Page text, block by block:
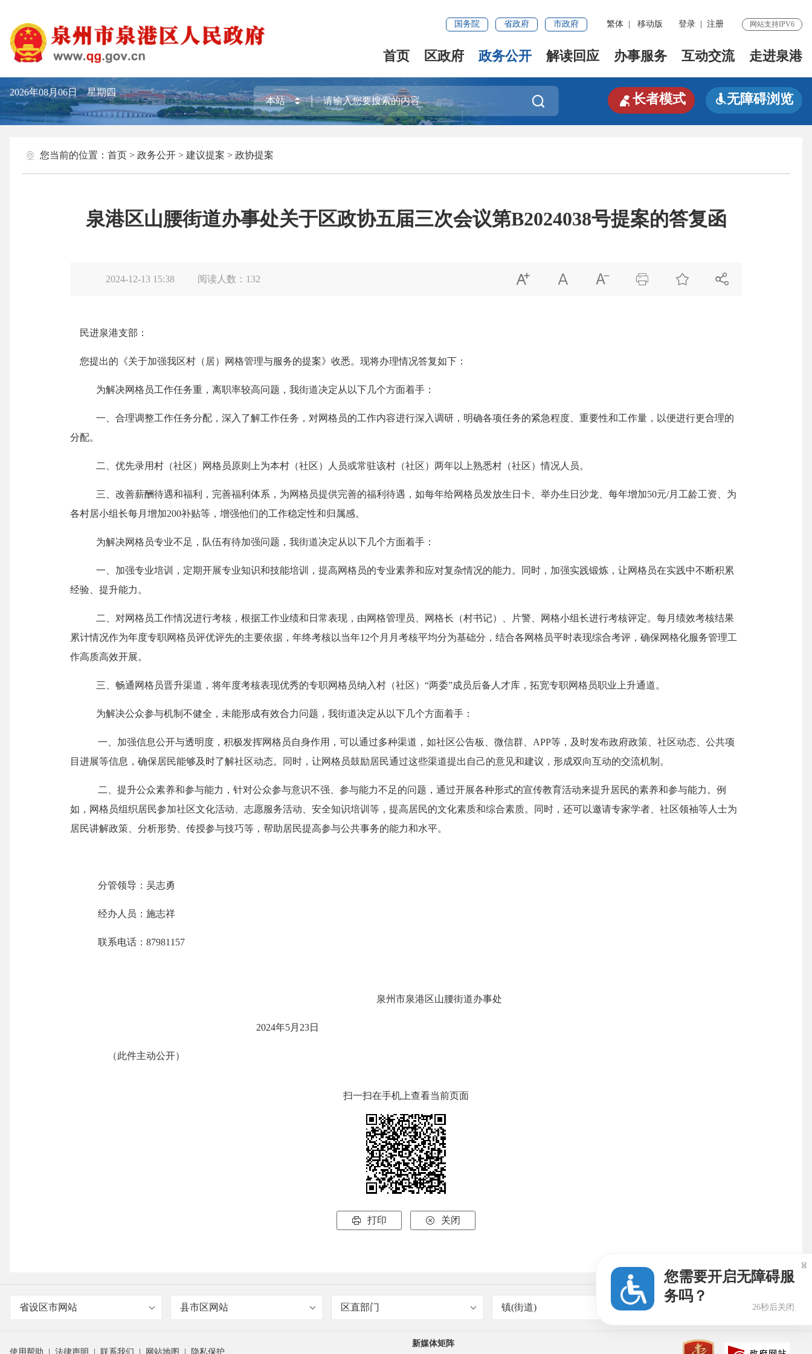
国务院 省政府 市政府 繁体 移动版 登录 注册 网站支持IPV6
首页 区政府 政务公开 解读回应 办事服务 互动交流 走进泉港
2026年08月06日 星期四
 长者模式 无障碍浏览
您当前的位置： 首页 > 政务公开 > 建议提案 > 政协提案
泉港区山腰街道办事处关于区政协五届三次会议第B2024038号提案的答复函
2024-12-13 15:38 阅读人数： 132      
民进泉港支部 ：
您提出的《关于加强我区村（居）网格管理与服务的提案》收悉。现将办理情况答复如下：
为解决网格员工作任务重，离职率较高问题， 我街道决定从以下几个方面着手：
一、 合理调整工作任务分配， 深入了解工作任务 ， 对网格员的工作内容进行深入调研，明确各项任务的紧急程度、重要性和工作量，以便进行更合理的
分配。
二、 优先录用村（社区）网格员原则上为本村（社区）人员或常驻该村（社区）两年以上熟悉村（社区）情况人员。
三、 改善薪酬待遇和福利 ， 完善福利体系 ， 为网格员提供完善的福利待遇，如每年给网格员发放生日卡、举办生日沙龙、 每年增加50元/月工龄工资 、为
各村居小组长每月增加200补贴等，增强他们的工作稳定性和归属感。
为解决网格员专业不足，队伍有待加强问题， 我街道决定从以下几个方面着手：
一、 加强专业培训，定期开展专业知识和技能培训，提高网格员的专业素养和应对复杂情况的能力。同时，加强实践锻炼，让网格员在实践中不断积累
经验、提升能力。
二 、对网格员工作情况进行考核，根据工作业绩和日常表现，由网格管理员、网格长（村书记）、片警、网格小组长进行考核评定。每月绩效考核结果
累计情况作为年度专职网格员评优评先的主要依据，年终考核以当年12个月月考核平均分为基础分，结合各网格员平时表现综合考评，确保网格化服务管理工
作高质高效开展。
三、畅通网格员晋升渠道，将年度考核表现优秀的专职网格员纳入村（社区） “两委”成员后备人才库，拓宽专职网格员职业上升通道。
为解决公众参与机制不健全，未能形成有效合力问题， 我街道决定从以下几个方面着手：
一、加强信息公开与透明度，积极发挥网格员自身作用，可以通过多种渠道，如社区公告板、微信群、 APP等，及时发布政府政策、社区动态、公共项
目进展等信息，确保居民能够及时了解社区动态。同时，让网格员鼓励居民通过这些渠道提出自己的意见和建议，形成双向互动的交流机制。
二、提升公众素养和参与能力，针对公众参与意识不强、参与能力不足的问题，通过开展各种形式的宣传教育活动来提升居民的素养和参与能力。例
如，网格员组织居民参加社区文化活动、志愿服务活动、安全知识培训等，提高居民的文化素质和综合素质。同时，还可以邀请专家学者、社区领袖等人士为
居民讲解政策、分析形势、传授参与技巧等，帮助居民提高参与公共事务的能力和水平。
分管领导：吴志勇
经办人员：施志祥
联系电话：87981157
泉州市泉港区山腰街道办事处
2024年5月 23日
（此件主动公开）
扫一扫在手机上查看当前页面
 打印  关闭
省设区市网站 县市区网站 区直部门 镇(街道)
使用帮助 法律声明 联系我们 网站地图 隐私保护
新媒体矩阵
您需要开启无障碍服
务吗？
26秒后关闭
